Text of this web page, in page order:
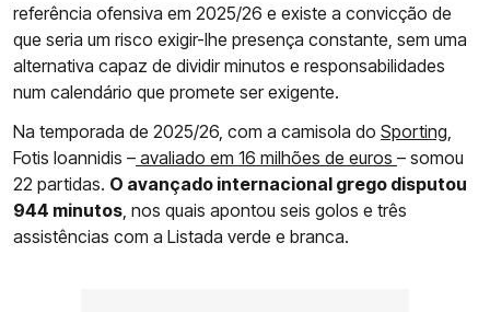
referência ofensiva em 2025/26 e existe a convicção de
que seria um risco exigir-lhe presença constante, sem uma
alternativa capaz de dividir minutos e responsabilidades
num calendário que promete ser exigente.
Na temporada de 2025/26, com a camisola do Sporting,
Fotis Ioannidis – avaliado em 16 milhões de euros – somou
22 partidas. O avançado internacional grego disputou
944 minutos, nos quais apontou seis golos e três
assistências com a Listada verde e branca.